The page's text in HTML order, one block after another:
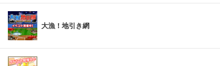
大漁！地引き網